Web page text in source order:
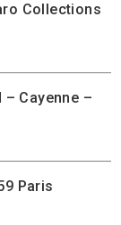
Collections
– Cayenne –
Paris